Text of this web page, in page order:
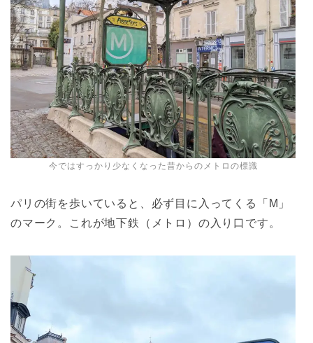
今ではすっかり少なくなった昔からのメトロの標識
パリの街を歩いていると、必ず目に入ってくる「M」
のマーク。これが地下鉄（メトロ）の入り口です。